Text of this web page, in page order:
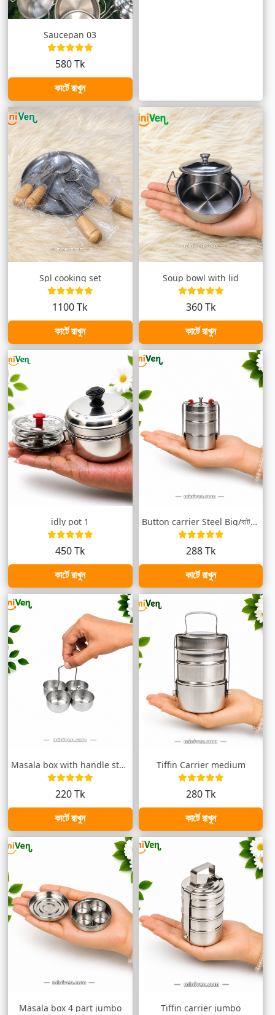
Saucepan 03
580 Tk
কার্টে রাখুন
Spl cooking set
1100 Tk
কার্টে রাখুন
Soup bowl with lid
360 Tk
কার্টে রাখুন
idly pot 1
450 Tk
কার্টে রাখুন
Button carrier Steel Big/বাটন টিফিনবক্স
288 Tk
কার্টে রাখুন
Masala box with handle steel/ মসলা বক্স...
220 Tk
কার্টে রাখুন
Tiffin Carrier medium
280 Tk
কার্টে রাখুন
Masala box 4 part jumbo Tiffin carrier jumbo